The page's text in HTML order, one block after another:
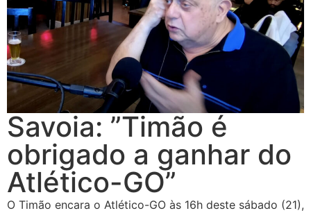
Savoia: ”Timão é
obrigado a ganhar do
Atlético-GO”
O Timão encara o Atlético-GO às 16h deste sábado (21),